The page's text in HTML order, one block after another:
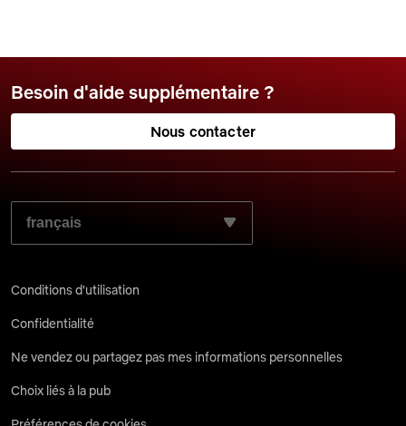
Besoin d'aide supplémentaire ?
Nous contacter
SÉLECTIONNEZ LA LANGUE DE VOTRE CHOIX :
Conditions d'utilisation
Confidentialité
Ne vendez ou partagez pas mes informations personnelles
Choix liés à la pub